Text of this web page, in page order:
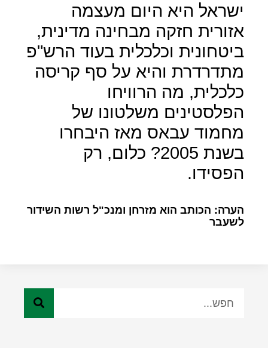
ישראל היא היום מעצמה
אזורית חזקה מבחינה מדינית,
ביטחונית וכלכלית בעוד הרש"פ
מתדרדרת והיא על סף קריסה
כלכלית, מה הרוויחו
הפלסטינים משלטונו של
מחמוד עבאס מאז היבחרו
בשנת 2005? כלום, רק
הפסידו.
הערה: הכותב הוא מזרחן ומנכ"ל רשות השידור
לשעבר